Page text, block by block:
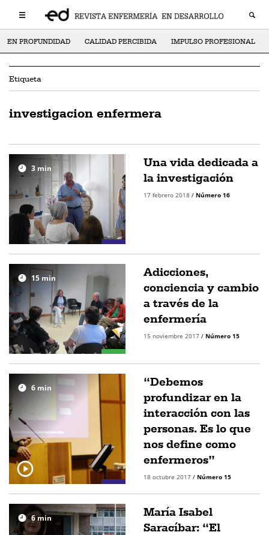
EN PROFUNDIDAD CALIDAD PERCIBIDA IMPULSO PROFESIONAL
Etiqueta
investigacion enfermera
3 min
Una vida dedicada a
la investigación
17 febrero 2018 / Número 16
15min
Adicciones,
conciencia y cambio
a través de la
enfermería
15 noviembre 2017 / Número 15
6min
“Debemos
profundizar en la
interacción con las
personas. Es lo que
nos define como
enfermeros”
18 octubre 2017 / Número 15
6min
María Isabel
Saracíbar: “El